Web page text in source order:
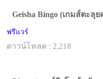
Geisha Bingo (เกมส์ตะลุ
ฟรีแวร์
ดาวน์โหลด : 2,218